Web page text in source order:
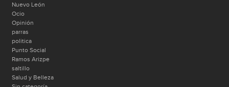
Nuevo León
Ocio
Opinión
parras
politica
Punto Social
Ramos Arizpe
saltillo
Salud y Belleza